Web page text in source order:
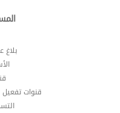
قنوات تفعيل